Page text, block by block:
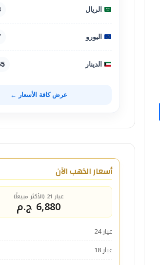
الريال
اليورو
الدينار
عرض كافة الأسعار ←
أسعار الذهب الآن
عيار 21 (الأكثر مبيعاً)
6,880 ج.م
عيار 24
عيار 18